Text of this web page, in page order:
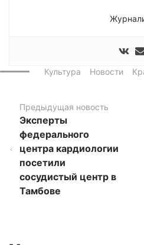
Культура Новости
Предыдущая новость
Эксперты
федерального
центра кардиологии
посетили
сосудистый центр в
Тамбове